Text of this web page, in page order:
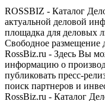
ROSSBIZ - Каталог
актуальной деловой
площадка для деловых
Свободное размещение
RossBiz.ru - Здесь Вы
информацию о
публиковать пресс-
поиск партнеров и
RossBiz.ru - Каталог